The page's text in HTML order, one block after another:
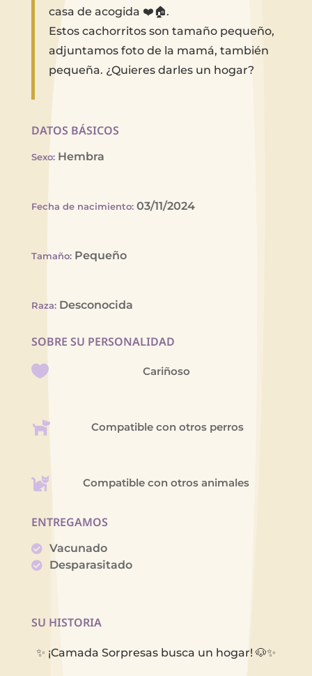
casa de acogida ❤️🏠.
Estos cachorritos son tamaño pequeño,
adjuntamos foto de la mamá, también
pequeña. ¿Quieres darles un hogar?
DATOS BÁSICOS
Sexo: Hembra
Fecha de nacimiento: 03/11/2024
Tamaño: Pequeño
Raza: Desconocida
SOBRE SU PERSONALIDAD
Cariñoso
Compatible con otros perros
Compatible con otros animales
ENTREGAMOS
Vacunado
Desparasitado
SU HISTORIA
✨ ¡Camada Sorpresas busca un hogar! 🐶✨